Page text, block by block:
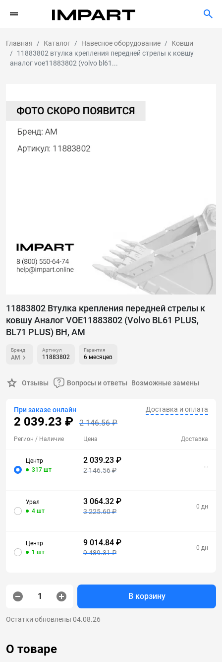
Главная Каталог Навесное оборудование
Ковши
11883802 втулка крепления передней стрелы к ковшу
аналог voe11883802 (volvo bl61...
11883802 Втулка крепления передней стрелы к
ковшу Аналог VOE11883802 (Volvo BL61 PLUS,
BL71 PLUS) BH, AM
Бренд
AM
Артикул
11883802
Гарантия
6 месяцев
Отзывы Вопросы и ответы Возможные замены
При заказе онлайн
2 039.23 ₽ 2 146.56 ₽
Доставка и оплата
Регион / Наличие Цена Доставка
Центр
317 шт
2 039.23 ₽
2 146.56 ₽
...
Урал
4 шт
3 064.32 ₽
3 225.60 ₽
0 дн
Центр
1 шт
9 014.84 ₽
9 489.31 ₽
0 дн
В корзину
Остатки обновлены 04.08.26
О товаре